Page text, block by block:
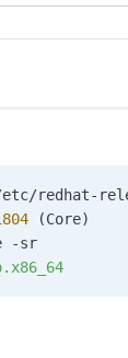
redhat-
(Core)
-sr